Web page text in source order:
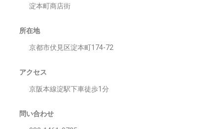
淀本町商店街
所在地
京都市伏見区淀本町174-72
アクセス
京阪本線淀駅下車徒歩1分
問い合わせ